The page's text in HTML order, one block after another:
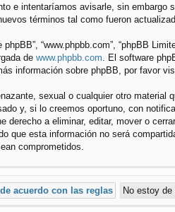
e intentaríamos avisarle, sin
términos tal como fueron
“www.phpbb.com”, “phpBB
de www.phpbb.com . El software
información sobre phpBB, por favor
sexual o cualquier otro
y, si lo creemos oportuno, con
derecho a eliminar, editar, mover o
esta información no será
comprometidos.